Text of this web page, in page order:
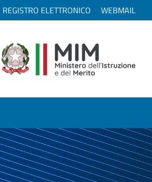
REGISTRO ELETTRONICO WEBMAIL